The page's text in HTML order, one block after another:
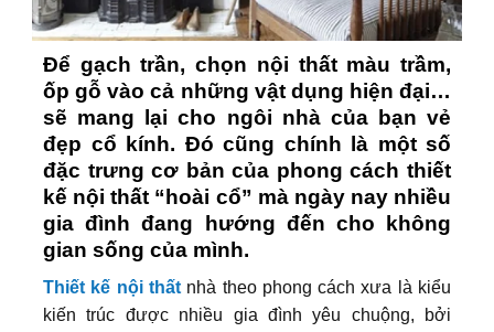
Để gạch trần, chọn nội thất màu trầm,
ốp gỗ vào cả những vật dụng hiện đại…
sẽ mang lại cho ngôi nhà của bạn vẻ
đẹp cổ kính. Đó cũng chính là một số
đặc trưng cơ bản của phong cách thiết
kế nội thất “hoài cổ” mà ngày nay nhiều
gia đình đang hướng đến cho không
gian sống của mình.
Thiết kế nội thất nhà theo phong cách xưa là kiểu
kiến trúc được nhiều gia đình yêu chuộng, bởi